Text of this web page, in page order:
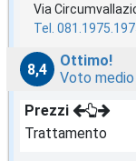
Via
Tel.
8,4
Ottimo!
Voto
Prezzi
Trattamento